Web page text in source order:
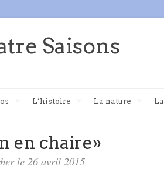
Saisons
L’histoire La nature
en chaire»
le 26 avril 2015